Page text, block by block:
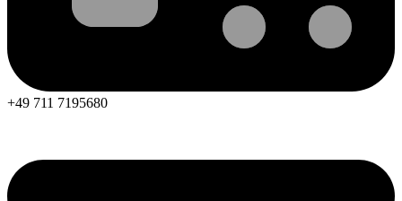
+49 711 7195680